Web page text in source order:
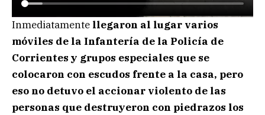
Inmediatamente llegaron al lugar varios
móviles de la Infantería de la Policía de
Corrientes y grupos especiales que se
colocaron con escudos frente a la casa, pero
eso no detuvo el accionar violento de las
personas que destruyeron con piedrazos los